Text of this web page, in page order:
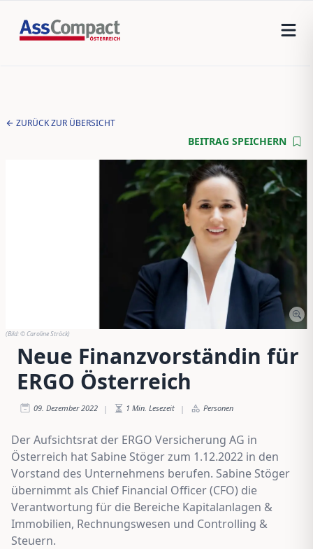
ZURÜCK ZUR ÜBERSICHT
BEITRAG SPEICHERN
(Bild:© Caroline Ströck)
Neue Finanzvorständin für
ERGO Österreich
09. Dezember 2022 | 1 Min. Lesezeit | Personen
Der Aufsichtsrat der ERGO Versicherung AG in
Österreich hat Sabine Stöger zum 1.12.2022 in den
Vorstand des Unternehmens berufen. Sabine Stöger
übernimmt als Chief Financial Officer (CFO) die
Verantwortung für die Bereiche Kapitalanlagen &
Immobilien, Rechnungswesen und Controlling &
Steuern.